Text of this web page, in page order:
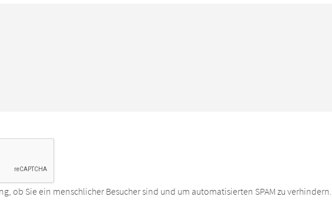
ob Sie ein menschlicher Besucher sind und um automatisierten SPAM zu verhindern.